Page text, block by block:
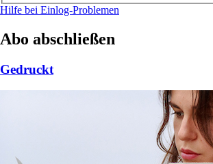
Hilfe bei Einlog-Problemen
Abo abschließen
Gedruckt